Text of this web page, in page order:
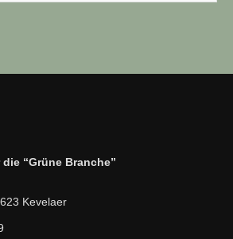
“Grüne Branche”
Kevelaer